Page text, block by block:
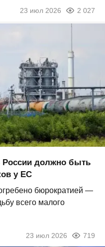
23 июл 2026 2 027
должно быть
у ЕС
бюрократией —
всего малого
23 июл 2026 719